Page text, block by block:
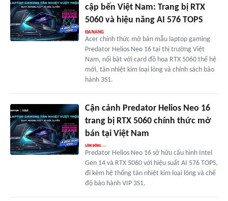
cập bến Việt Nam: Trang bị RTX
5060 và hiệu năng AI 576 TOPS
Acer chính thức mở bán mẫu laptop gaming
Predator Helios Neo 16 tại thị trường Việt
Nam, nổi bật với card đồ họa RTX 5060 thế hệ
mới, tản nhiệt kim loại lỏng và chính sách bảo
hành 3S1.
Cận cảnh Predator Helios Neo 16
trang bị RTX 5060 chính thức mở
bán tại Việt Nam
Predator Helios Neo 16 sở hữu cấu hình Intel
Gen 14 và RTX 5060 với hiệu suất AI 576 TOPS,
đi kèm hệ thống tản nhiệt kim loại lỏng và chế
độ bảo hành VIP 3S1.